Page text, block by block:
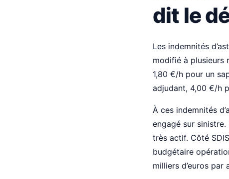
dit le
Les indemnités
modifié à plusieurs
1,80 €/h pour un
adjudant, 4,00 €/h
À ces indemnités
engagé sur
très actif. Côté
budgétaire
milliers d’euros par